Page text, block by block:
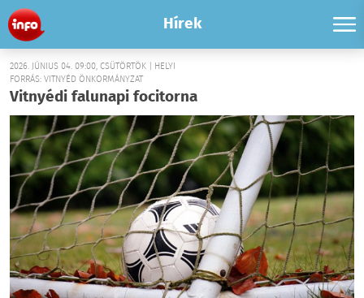
Hírek
2026. JÚNIUS 04. 09:00, CSÜTÖRTÖK | HELYI
FORRÁS: VITNYÉD ÖNKORMÁNYZAT
Vitnyédi falunapi focitorna